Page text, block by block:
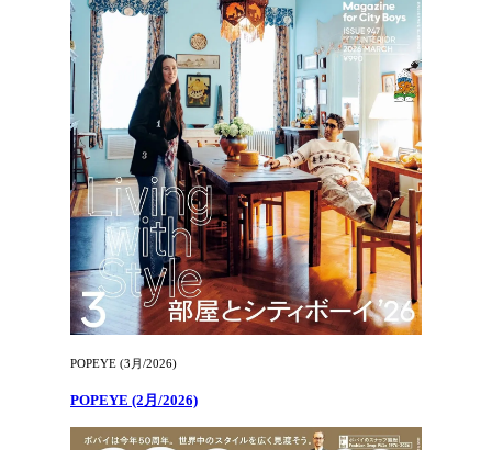
POPEYE (3月/2026)
POPEYE (2月/2026)